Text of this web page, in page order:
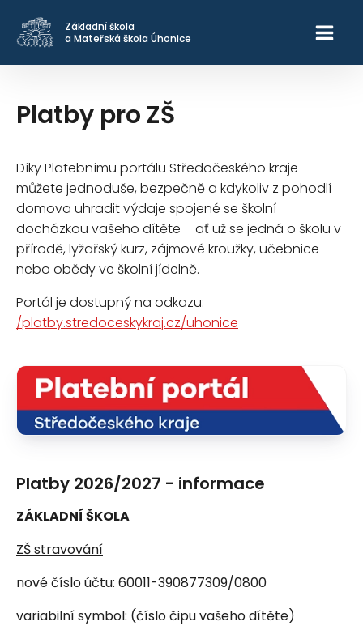
Základní škola
a Mateřská škola Úhonice
Platby pro ZŠ
Díky Platebnímu portálu Středočeského kraje
můžete jednoduše, bezpečně a kdykoliv z pohodlí
domova uhradit výdaje spojené se školní
docházkou vašeho dítěte – ať už se jedná o školu v
přírodě, lyžařský kurz, zájmové kroužky, učebnice
nebo obědy ve školní jídelně.
Portál je dostupný na odkazu:
/platby.stredoceskykraj.cz/uhonice
Platby 2026/2027 - informace
ZÁKLADNÍ ŠKOLA
ZŠ stravování
nové číslo účtu: 60011-390877309/0800
variabilní symbol: (číslo čipu vašeho dítěte)